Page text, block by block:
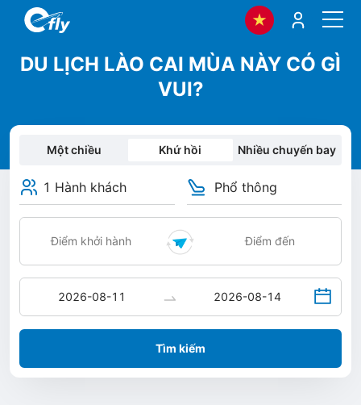
DU LỊCH LÀO CAI MÙA NÀY CÓ GÌ
VUI?
Một chiều Khứ hồi Nhiều chuyến bay
1 Hành khách Phổ thông
Tìm kiếm